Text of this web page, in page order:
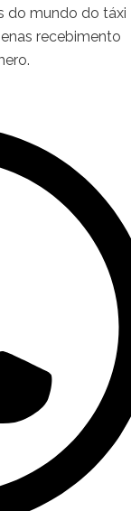
do mundo do táxi
recebimento